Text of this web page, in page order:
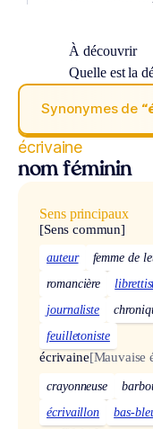
À découvrir
Quelle est la
Synonymes de
écrivaine
nom féminin
Sens principaux
[Sens commun]
auteur femme de
romancière
journaliste
feuilletoniste
écrivaine[Mauvaise
crayonneuse
écrivaillon
bas-